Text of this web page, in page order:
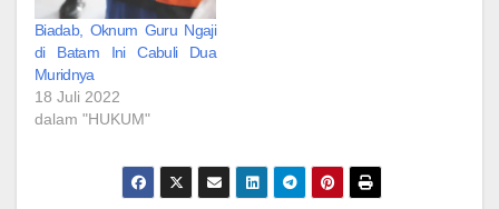
Biadab, Oknum Guru Ngaji
di Batam Ini Cabuli Dua
Muridnya
18 Juli 2022
dalam "HUKUM"